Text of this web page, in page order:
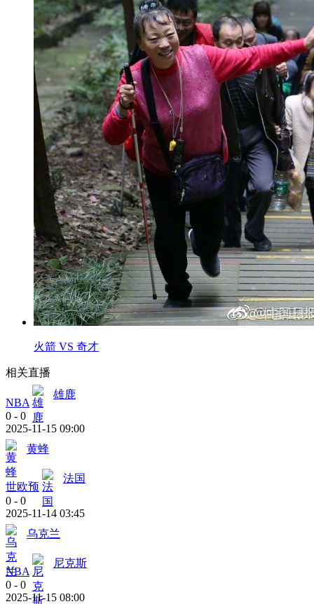
火箭 VS 奇才
相关直播
NBA
雄鹿
0 - 0
2025-11-15 09:00
黄蜂
世欧预
法国
0 - 0
2025-11-14 03:45
乌克兰
NBA
尼克斯
0 - 0
2025-11-15 08:00